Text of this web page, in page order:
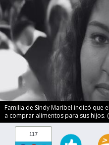
Familia de Sindy Maribel indicó que
a comprar alimentos para sus hijos.
117